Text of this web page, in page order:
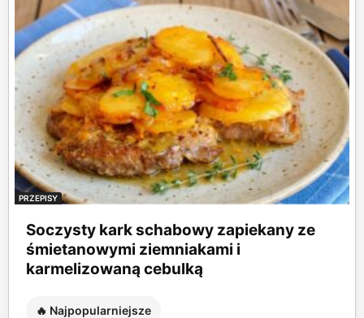
PRZEPISY
Soczysty kark schabowy zapiekany ze
śmietanowymi ziemniakami i
karmelizowaną cebulką
🔥 Najpopularniejsze